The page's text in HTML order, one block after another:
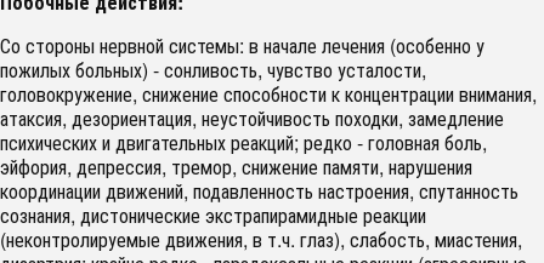
Со стороны нервной системы: в начале лечения (особенно у
пожилых больных) - сонливость, чувство усталости,
головокружение, снижение способности к концентрации внимания,
атаксия, дезориентация, неустойчивость походки, замедление
психических и двигательных реакций; редко - головная боль,
эйфория, депрессия, тремор, снижение памяти, нарушения
координации движений, подавленность настроения, спутанность
сознания, дистонические экстрапирамидные реакции
(неконтролируемые движения, в т.ч. глаз), слабость, миастения,